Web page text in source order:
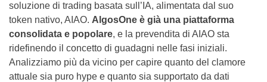
soluzione di trading basata sull’IA, alimentata dal suo
token nativo, AIAO. AlgosOne è già una piattaforma
consolidata e popolare, e la prevendita di AIAO sta
ridefinendo il concetto di guadagni nelle fasi iniziali.
Analizziamo più da vicino per capire quanto del clamore
attuale sia puro hype e quanto sia supportato da dati